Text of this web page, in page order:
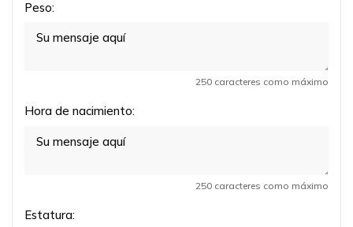
Peso:
250 caracteres como máximo
Hora de nacimiento:
250 caracteres como máximo
Estatura: